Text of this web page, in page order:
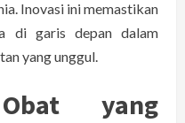
Inovasi ini memastikan
di garis depan dalam
yang unggul.
yang